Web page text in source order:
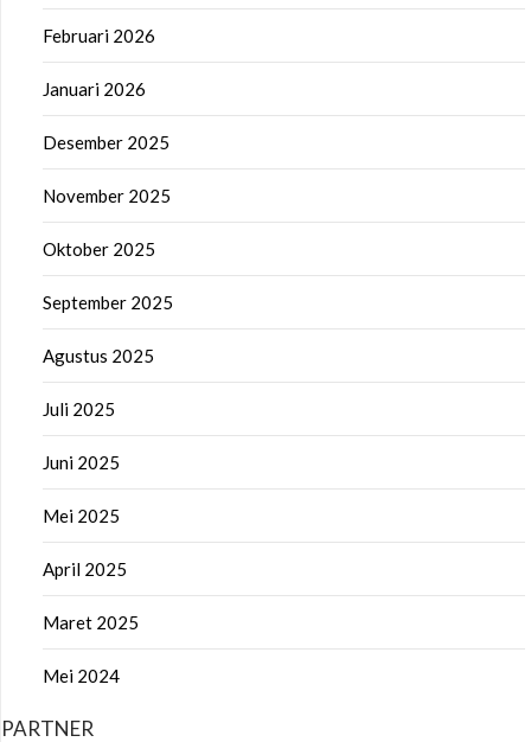
Februari 2026
Januari 2026
Desember 2025
November 2025
Oktober 2025
September 2025
Agustus 2025
Juli 2025
Juni 2025
Mei 2025
April 2025
Maret 2025
Mei 2024
PARTNER